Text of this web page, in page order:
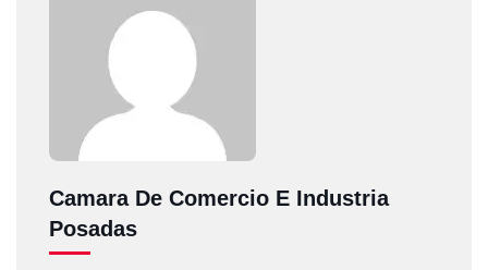
Camara De Comercio E Industria
Posadas